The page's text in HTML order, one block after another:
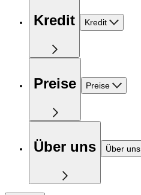
Kredit Kredit
Preise Preise
Über uns Über uns